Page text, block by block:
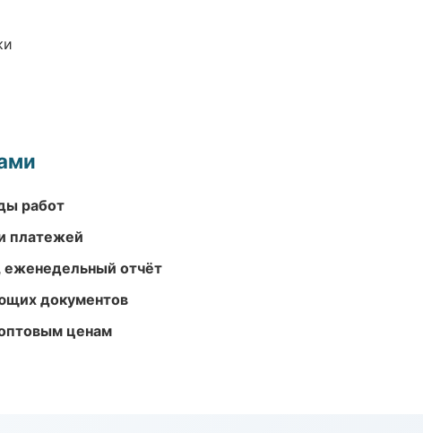
работ
платежей
отчёт
документов
ценам